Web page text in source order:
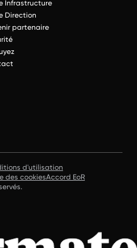
Infrastructure
Direction
partenaire
d'utilisation
des cookiesAccord EoR